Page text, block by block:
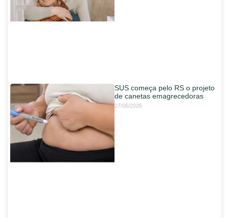
SUS começa pelo RS o projeto
de canetas emagrecedoras
27/06/2026